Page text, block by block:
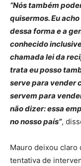
“Nós também
quisermos. Eu
dessa forma e a
conhecido
chamada lei da
trata eu posso
serve para vender
servem para
não dizer: essa
no nosso país”,
Mauro deixou claro
tentativa de